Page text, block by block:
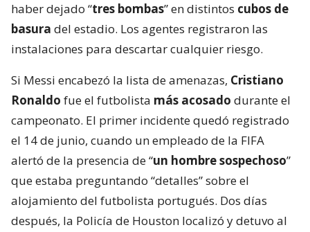
haber dejado “tres bombas” en distintos cubos de
basura del estadio. Los agentes registraron las
instalaciones para descartar cualquier riesgo.
Si Messi encabezó la lista de amenazas, Cristiano
Ronaldo fue el futbolista más acosado durante el
campeonato. El primer incidente quedó registrado
el 14 de junio, cuando un empleado de la FIFA
alertó de la presencia de “un hombre sospechoso”
que estaba preguntando “detalles” sobre el
alojamiento del futbolista portugués. Dos días
después, la Policía de Houston localizó y detuvo al